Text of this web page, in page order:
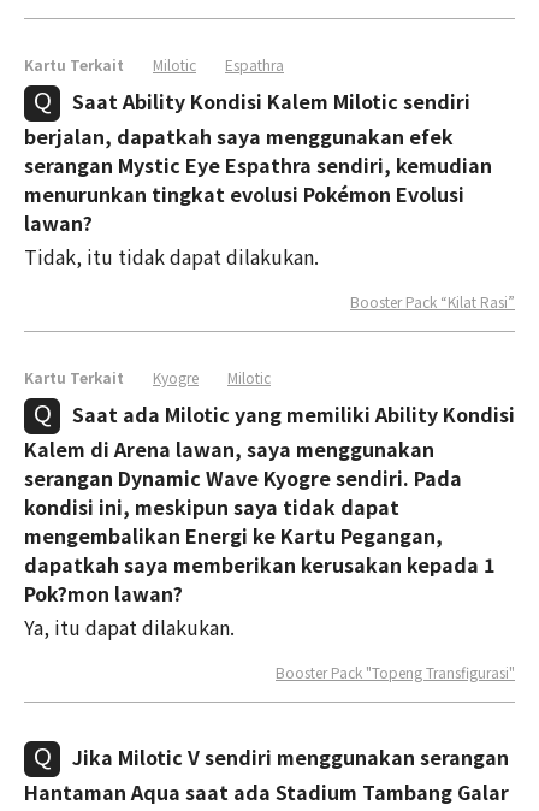
Kartu Terkait Milotic Espathra
Saat Ability Kondisi Kalem Milotic sendiri
berjalan, dapatkah saya menggunakan efek
serangan Mystic Eye Espathra sendiri, kemudian
menurunkan tingkat evolusi Pokémon Evolusi
lawan?
Tidak, itu tidak dapat dilakukan.
Booster Pack “Kilat Rasi”
Kartu Terkait Kyogre Milotic
Saat ada Milotic yang memiliki Ability Kondisi
Kalem di Arena lawan, saya menggunakan
serangan Dynamic Wave Kyogre sendiri. Pada
kondisi ini, meskipun saya tidak dapat
mengembalikan Energi ke Kartu Pegangan,
dapatkah saya memberikan kerusakan kepada 1
Pok?mon lawan?
Ya, itu dapat dilakukan.
Booster Pack "Topeng Transfigurasi"
Jika Milotic V sendiri menggunakan serangan
Hantaman Aqua saat ada Stadium Tambang Galar